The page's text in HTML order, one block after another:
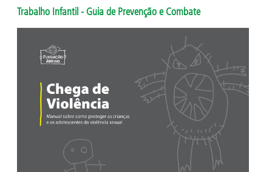
Trabalho Infantil - Guia de Prevenção e Combate